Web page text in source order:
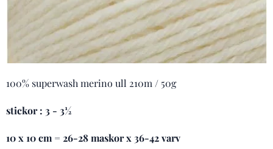
100% superwash merino ull 210m / 50g
stickor : 3 - 3½
10 x 10 cm = 26-28 maskor x 36-42 varv